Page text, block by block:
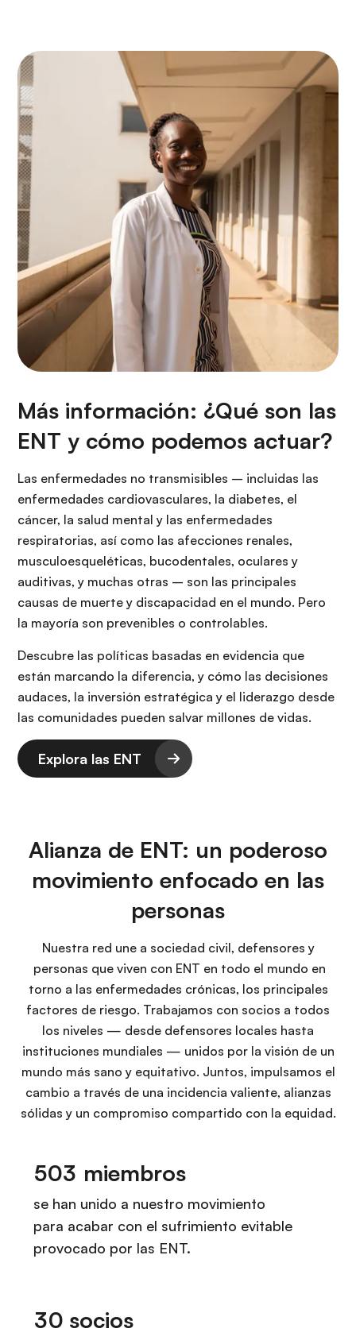
Más información: ¿Qué son las
ENT y cómo podemos actuar?
Las enfermedades no transmisibles – incluidas las
enfermedades cardiovasculares, la diabetes, el
cáncer, la salud mental y las enfermedades
respiratorias, así como las afecciones renales,
musculoesqueléticas, bucodentales, oculares y
auditivas, y muchas otras – son las principales
causas de muerte y discapacidad en el mundo. Pero
la mayoría son prevenibles o controlables.
Descubre las políticas basadas en evidencia que
están marcando la diferencia, y cómo las decisiones
audaces, la inversión estratégica y el liderazgo desde
las comunidades pueden salvar millones de vidas.
Explora las ENT
Alianza de ENT: un poderoso
movimiento enfocado en las
personas
Nuestra red une a sociedad civil, defensores y
personas que viven con ENT en todo el mundo en
torno a las enfermedades crónicas, los principales
factores de riesgo. Trabajamos con socios a todos
los niveles — desde defensores locales hasta
instituciones mundiales — unidos por la visión de un
mundo más sano y equitativo. Juntos, impulsamos el
cambio a través de una incidencia valiente, alianzas
sólidas y un compromiso compartido con la equidad.